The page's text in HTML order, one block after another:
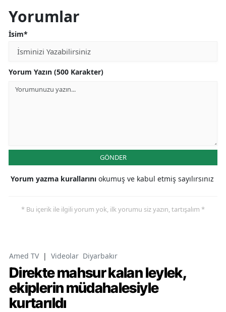
Yorumlar
İsim*
Yorum Yazın (500 Karakter)
GÖNDER
Yorum yazma kurallarını okumuş ve kabul etmiş sayılırsınız
* Bu içerik ile ilgili yorum yok, ilk yorumu siz yazın, tartışalım *
Amed TV | Videolar Diyarbakır
Direkte mahsur kalan leylek,
ekiplerin müdahalesiyle
kurtarıldı